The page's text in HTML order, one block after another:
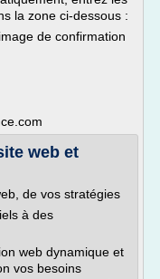
la zone ci-dessous :
de confirmation
web et
de vos stratégies
à des
web dynamique et
vos besoins